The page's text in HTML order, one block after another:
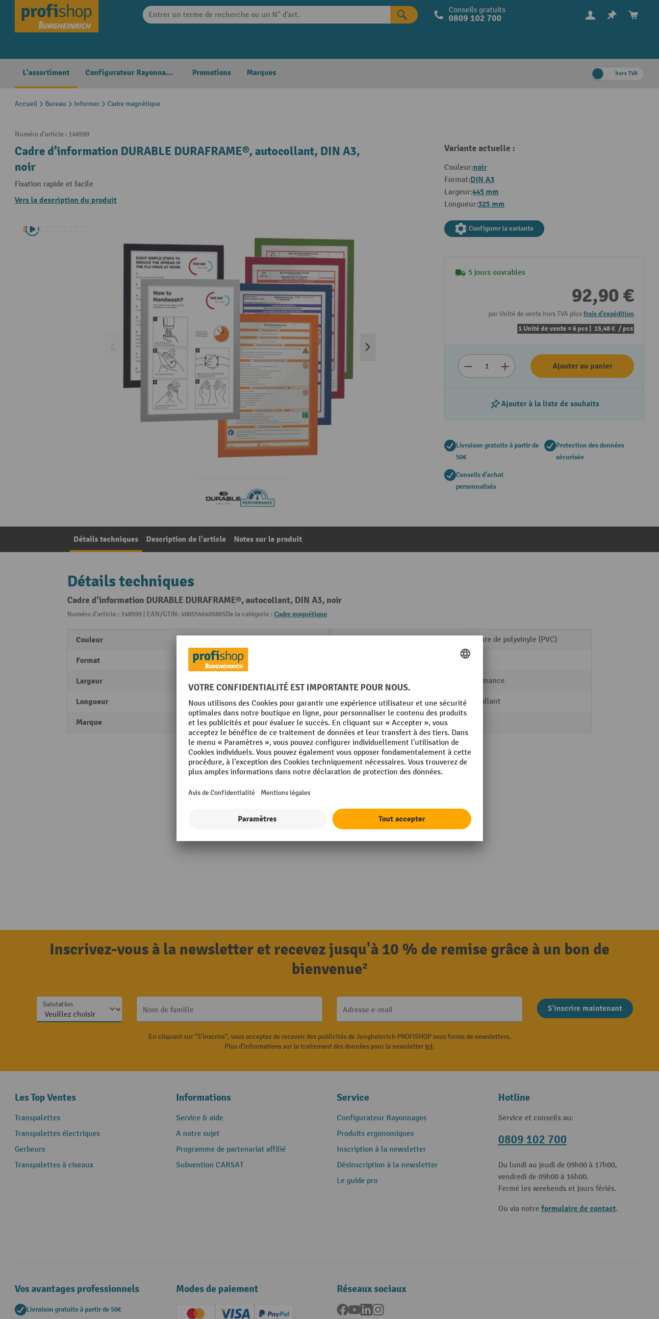
Skip to main navigation Conseils gratuits
0809 102 700
L'assortiment Configurateur Rayonnages Promotions Marques hors TVA
Accueil Bureau Informer Cadre magnétique
Numéro d'article : 148599
Cadre d’information DURABLE DURAFRAME®, autocollant, DIN A3,
noir
Fixation rapide et facile
Vers la description du produit
Variante actuelle :
Couleur:noir
Format:DIN A3
Largeur:445 mm
Longueur:325 mm
Configurer la variante
5 jours ouvrables
92,90 €
par Unité de vente hors TVA plusfrais d'expédition
1 Unité de vente = 6 pcs | 15,48 € / pcs
Ajouter au panier
Ajouter à la liste de souhaits
Livraison gratuite à partir de
50€
Protection des données
sécurisée
Conseils d'achat
personnalisés
Détails techniques Description de l'article Notes sur le produit
Détails techniques
Cadre d’information DURABLE DURAFRAME®, autocollant, DIN A3, noir
Numéro d'article : 148599 | EAN/GTIN: 4005546405865De la catégorie : Cadre magnétique
Couleur
Format DIN A3
Largeur
Longueur 325 mm
Marque DURABLE
Chlorure de polyvinyle (PVC)
0,8 kg
Performance
Type de fixation autocollant
UE
Inscrivez-vous à la newsletter et recevez jusqu'à 10 % de remise grâce à un bon de
bienvenue²
Salutation
Nom de famille Adresse e-mail S'inscrire maintenant
En cliquant sur "S'inscrire", vous acceptez de recevoir des publicités de Jungheinrich PROFISHOP sous forme de newsletters.
Plus d'informations sur le traitement des données pour la newsletterici.
Les Top Ventes
Transpalettes
Transpalettes électriques
Gerbeurs
Transpalettes à ciseaux
Informations
Service & aide
A notre sujet
Programme de partenariat affilié
Subvention CARSAT
Service
Configurateur Rayonnages
Produits ergonomiques
Inscription à la newsletter
Désinscription à la newsletter
Le guide pro
Hotline
Service et conseils au:
0809 102 700
Du lundi au jeudi de 09h00 à 17h00,
vendredi de 09h00 à 16h00.
Fermé les weekends et jours fériés.
Ou via notre formulaire de contact.
Vos avantages professionnels
Livraison gratuite à partir de 50€
Modes de paiement Réseaux sociaux
Facebook
YouTubeLinkedInInstagram